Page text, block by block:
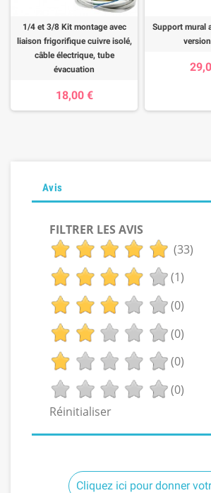
1/4 et 3/8 Kit montage avec
liaison frigorifique cuivre isolé,
câble électrique, tube
évacuation
18,00 €
Support mural
Avis
FILTRER LES AVIS
(33)
(1)
(0)
(0)
(0)
(0)
Réinitialiser
Cliquez ici pour donner